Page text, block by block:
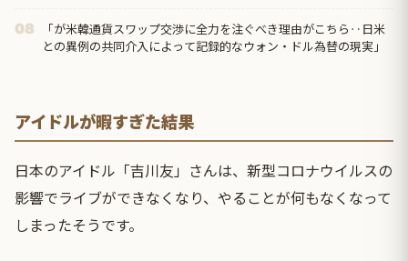
08
「が米韓通貨スワップ交渉に全力を注ぐべき理由がこちら‥日米
との異例の共同介入によって記録的なウォン・ドル為替の現実」
アイドルが暇すぎた結果
日本のアイドル 「吉川友」さんは、新型コロナウイルスの
影響でライブができなくなり、やることが何もなくなって
しまったそうです。